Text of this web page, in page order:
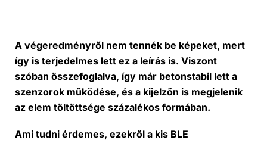
A végeredményről nem tennék be képeket, mert
így is terjedelmes lett ez a leírás is. Viszont
szóban összefoglalva, így már betonstabil lett a
szenzorok működése, és a kijelzőn is megjelenik
az elem töltöttsége százalékos formában.
Ami tudni érdemes, ezekről a kis BLE